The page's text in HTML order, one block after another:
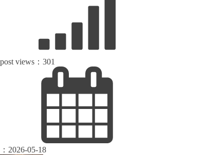
post views： 301
： 2026-05-18